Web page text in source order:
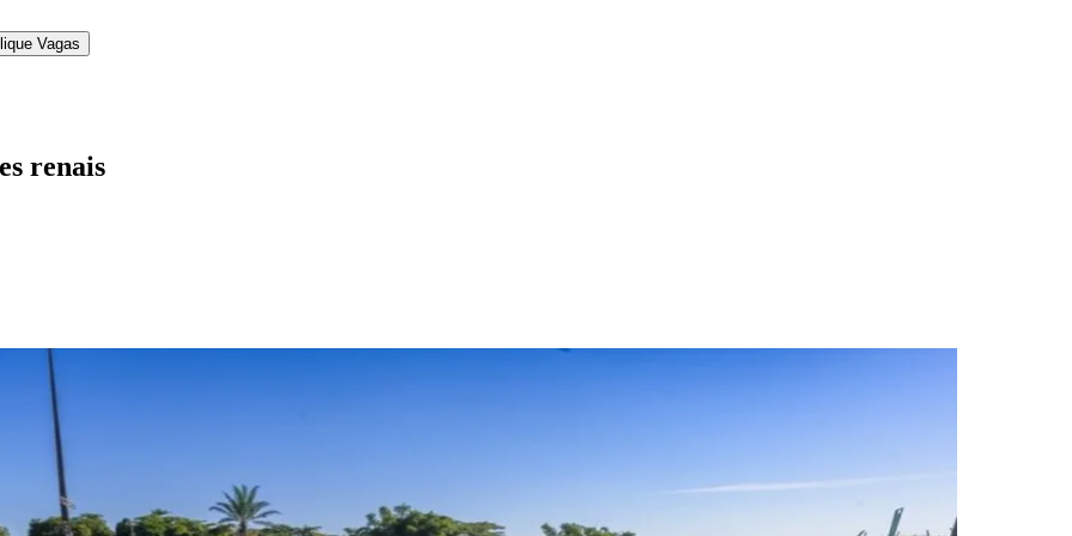
dos Altos Jardim Iracema
Jardim Reginalice
Parque Viana
Votupoca
Vagas
renais